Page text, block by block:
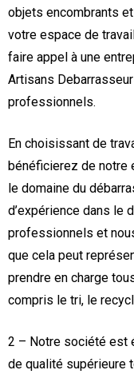
objets encombrants
votre espace de
faire appel à une
Artisans
professionnels.
En choisissant de
bénéficierez de notre
le domaine du
d’expérience dans le
professionnels et
que cela peut
prendre en charge
compris le tri, le
2 – Notre société est
de qualité supérieure